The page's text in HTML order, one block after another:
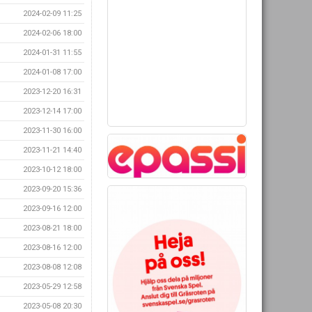
2024-02-09 11:25
2024-02-06 18:00
2024-01-31 11:55
2024-01-08 17:00
2023-12-20 16:31
2023-12-14 17:00
2023-11-30 16:00
2023-11-21 14:40
2023-10-12 18:00
2023-09-20 15:36
2023-09-16 12:00
2023-08-21 18:00
2023-08-16 12:00
2023-08-08 12:08
2023-05-29 12:58
2023-05-08 20:30